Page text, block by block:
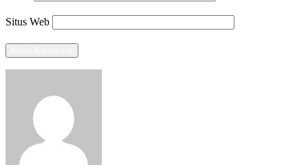
Situs Web